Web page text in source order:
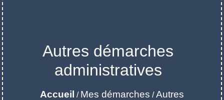
Autres démarches
administratives
Accueil / Mes démarches /Autres